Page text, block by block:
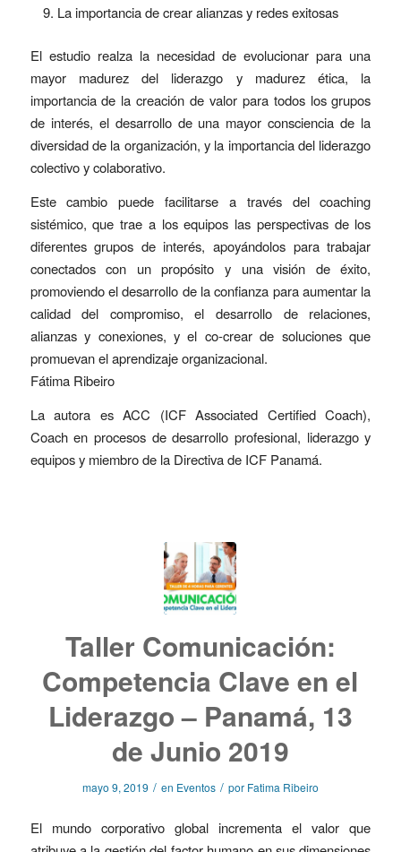
La importancia de crear alianzas y redes exitosas
El estudio realza la necesidad de evolucionar para una
mayor madurez del liderazgo y madurez ética, la
importancia de la creación de valor para todos los grupos
de interés, el desarrollo de una mayor consciencia de la
diversidad de la organización, y la importancia del liderazgo
colectivo y colaborativo.
Este cambio puede facilitarse a través del coaching
sistémico, que trae a los equipos las perspectivas de los
diferentes grupos de interés, apoyándolos para trabajar
conectados con un propósito y una visión de éxito,
promoviendo el desarrollo de la confianza para aumentar la
calidad del compromiso, el desarrollo de relaciones,
alianzas y conexiones, y el co-crear de soluciones que
promuevan el aprendizaje organizacional.
Fátima Ribeiro
La autora es ACC (ICF Associated Certified Coach),
Coach en procesos de desarrollo profesional, liderazgo y
equipos y miembro de la Directiva de ICF Panamá.
Taller Comunicación:
Competencia Clave en el
Liderazgo – Panamá, 13
de Junio 2019
mayo 9, 2019 / en Eventos / por Fatima Ribeiro
El mundo corporativo global incrementa el valor que